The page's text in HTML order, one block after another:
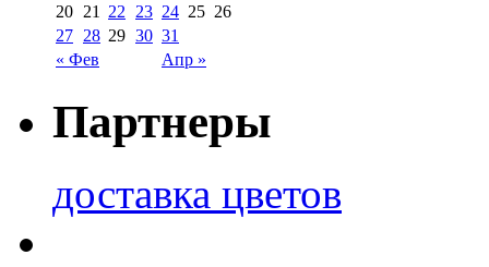
« Фев Апр »
20 21 22 23 24 25 26
27 28 29 30 31
Партнеры
доставка цветов